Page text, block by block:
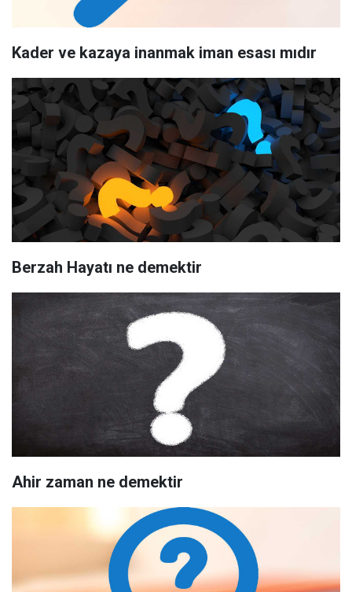
Kader ve kazaya inanmak iman esası mıdır
Berzah Hayatı ne demektir
Ahir zaman ne demektir